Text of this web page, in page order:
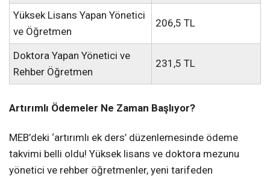
Yüksek Lisans Yapan Yönetici
ve Öğretmen
206,5 TL
Doktora Yapan Yönetici ve
Rehber Öğretmen
231,5 TL
Artırımlı Ödemeler Ne Zaman Başlıyor?
MEB’deki ‘artırımlı ek ders’ düzenlemesinde ödeme
takvimi belli oldu! Yüksek lisans ve doktora mezunu
yönetici ve rehber öğretmenler, yeni tarifeden